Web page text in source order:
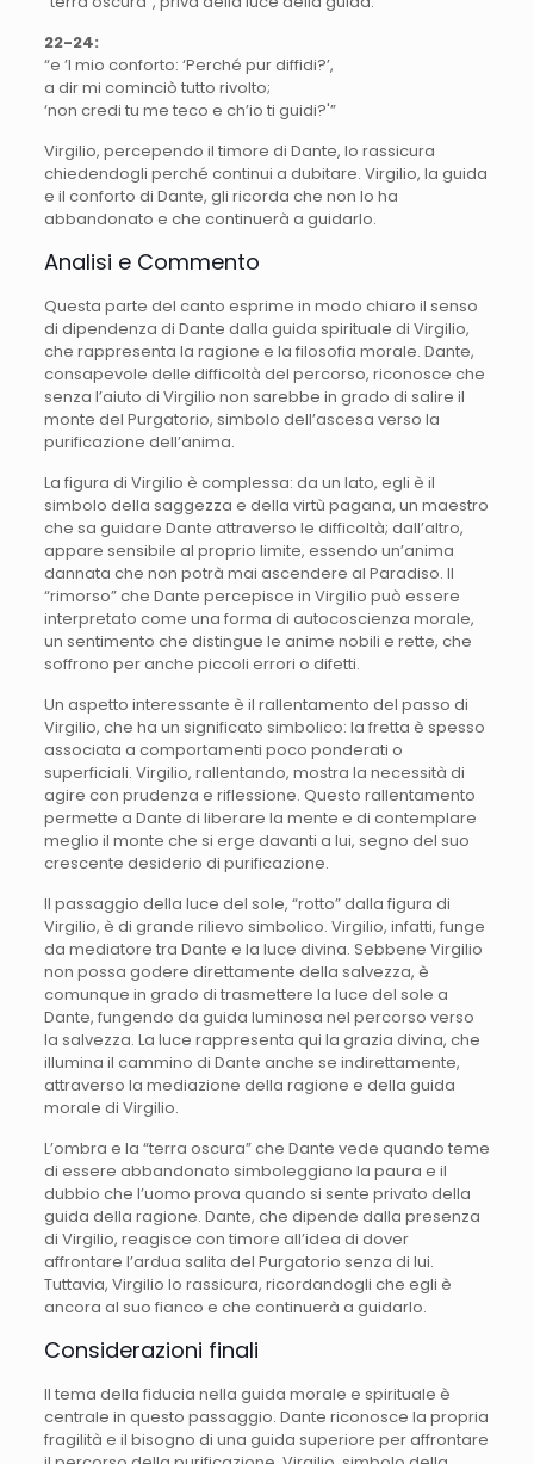
22-24:
“e ’l mio conforto: ‘Perché pur diffidi?’,
a dir mi cominciò tutto rivolto;
‘non credi tu me teco e ch’io ti guidi?'”
Virgilio, percependo il timore di Dante, lo rassicura
chiedendogli perché continui a dubitare. Virgilio, la guida
e il conforto di Dante, gli ricorda che non lo ha
abbandonato e che continuerà a guidarlo.
Analisi e Commento
Questa parte del canto esprime in modo chiaro il senso
di dipendenza di Dante dalla guida spirituale di Virgilio,
che rappresenta la ragione e la filosofia morale. Dante,
consapevole delle difficoltà del percorso, riconosce che
senza l’aiuto di Virgilio non sarebbe in grado di salire il
monte del Purgatorio, simbolo dell’ascesa verso la
purificazione dell’anima.
La figura di Virgilio è complessa: da un lato, egli è il
simbolo della saggezza e della virtù pagana, un maestro
che sa guidare Dante attraverso le difficoltà; dall’altro,
appare sensibile al proprio limite, essendo un’anima
dannata che non potrà mai ascendere al Paradiso. Il
“rimorso” che Dante percepisce in Virgilio può essere
interpretato come una forma di autocoscienza morale,
un sentimento che distingue le anime nobili e rette, che
soffrono per anche piccoli errori o difetti.
Un aspetto interessante è il rallentamento del passo di
Virgilio, che ha un significato simbolico: la fretta è spesso
associata a comportamenti poco ponderati o
superficiali. Virgilio, rallentando, mostra la necessità di
agire con prudenza e riflessione. Questo rallentamento
permette a Dante di liberare la mente e di contemplare
meglio il monte che si erge davanti a lui, segno del suo
crescente desiderio di purificazione.
Il passaggio della luce del sole, “rotto” dalla figura di
Virgilio, è di grande rilievo simbolico. Virgilio, infatti, funge
da mediatore tra Dante e la luce divina. Sebbene Virgilio
non possa godere direttamente della salvezza, è
comunque in grado di trasmettere la luce del sole a
Dante, fungendo da guida luminosa nel percorso verso
la salvezza. La luce rappresenta qui la grazia divina, che
illumina il cammino di Dante anche se indirettamente,
attraverso la mediazione della ragione e della guida
morale di Virgilio.
L’ombra e la “terra oscura” che Dante vede quando teme
di essere abbandonato simboleggiano la paura e il
dubbio che l’uomo prova quando si sente privato della
guida della ragione. Dante, che dipende dalla presenza
di Virgilio, reagisce con timore all’idea di dover
affrontare l’ardua salita del Purgatorio senza di lui.
Tuttavia, Virgilio lo rassicura, ricordandogli che egli è
ancora al suo fianco e che continuerà a guidarlo.
Considerazioni finali
Il tema della fiducia nella guida morale e spirituale è
centrale in questo passaggio. Dante riconosce la propria
fragilità e il bisogno di una guida superiore per affrontare